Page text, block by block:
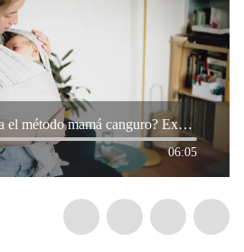
¿De qué se trata el método mamá canguro? Experta cuenta sus beneficios
06:05